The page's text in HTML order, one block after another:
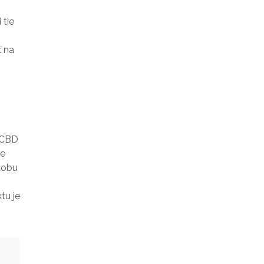
tie
na
je